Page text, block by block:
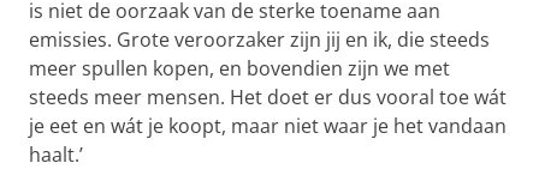
is niet de oorzaak van de sterke toename aan
emissies. Grote veroorzaker zijn jij en ik, die steeds
meer spullen kopen, en bovendien zijn we met
steeds meer mensen. Het doet er dus vooral toe wát
je eet en wát je koopt, maar niet waar je het vandaan
haalt.’